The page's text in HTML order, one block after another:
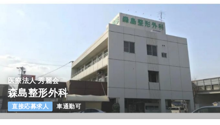
医療法人 秀麗会
森島整形外科
直接応募求人 車通勤可